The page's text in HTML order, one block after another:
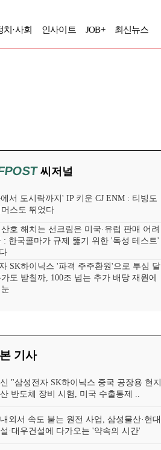
치·사회 인사이트 JOB+ 최신뉴스
씨저널
서 도시락까지' IP 키운 CJ ENM : 티빙도
스도 뛰었다
호 해치는 선크림은 미국·유럽 판매 어려
: 한국콜마가 규제 뚫기 위한 '독성 테스트'
SK하이닉스 '파격 주주환원'으로 투심 달
도 받칠까, 100조 넘는 추가 배당 재원에
기사
"삼성전자 SK하이닉스 중국 공장용 현지
반도체 장비 시험, 미국 수출통제 ..
외서 속도 붙는 원전 사업, 삼성물산·현대
·대우건설에 다가오는 '약속의 시간'